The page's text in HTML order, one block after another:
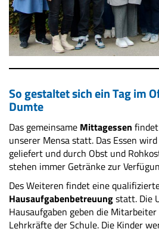
So gestaltet sich ein Tag im
Dumte
Das gemeinsame Mittagessen
unserer Mensa statt. Das Essen
geliefert und durch Obst und
stehen immer Getränke zur
Des Weiteren findet eine
Hausaufgabenbetreuungstatt. Die
Hausaufgaben geben die Mitarbeiter
Lehrkräfte der Schule. Die Kinder